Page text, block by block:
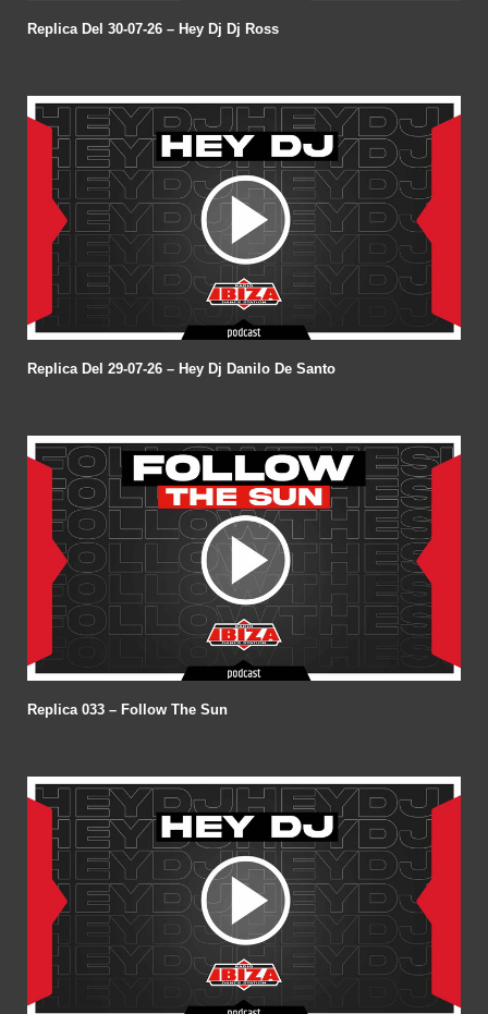
Replica Del 30-07-26 – Hey Dj Dj Ross
Replica Del 29-07-26 – Hey Dj Danilo De Santo
Replica 033 – Follow The Sun